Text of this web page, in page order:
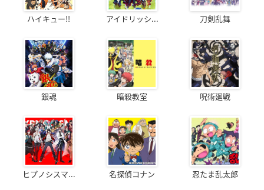
ハイキュー!! アイドリッシ... 刀剣乱舞
銀魂 暗殺教室 呪術廻戦
ヒプノシスマ... 名探偵コナン 忍たま乱太郎